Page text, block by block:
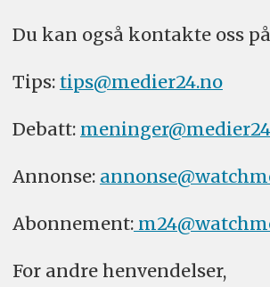
Du kan også kontakte oss
Tips: tips@medier24.no
Debatt:
Annonse:
Abonnement:
For andre henvendelser,